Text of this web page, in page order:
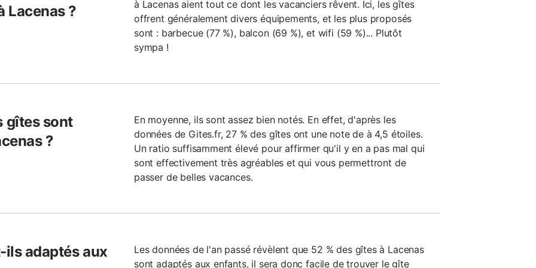
Lacenas ?
à Lacenas aient tout ce dont les vacanciers rêvent. Ici, les gîtes
offrent généralement divers équipements, et les plus proposés
sont : barbecue (77 %), balcon (69 %), et wifi (59 %)... Plutôt
sympa !
gîtes sont
?
En moyenne, ils sont assez bien notés. En effet, d'après les
données de Gites.fr, 27 % des gîtes ont une note de à 4,5 étoiles.
Un ratio suffisamment élevé pour affirmer qu'il y en a pas mal qui
sont effectivement très agréables et qui vous permettront de
passer de belles vacances.
ils adaptés aux
Les données de l'an passé révèlent que 52 % des gîtes à Lacenas
sont adaptés aux enfants, il sera donc facile de trouver le gîte